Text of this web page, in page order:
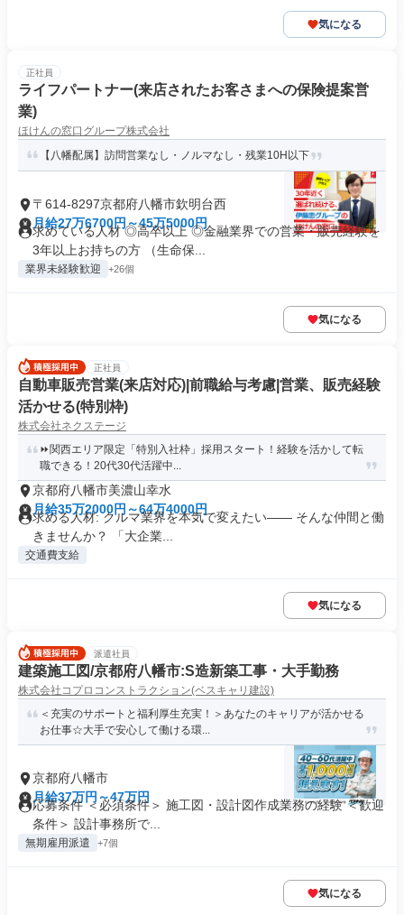
気になる
正社員
ライフパートナー(来店されたお客さまへの保険提案営
業)
ほけんの窓口グループ株式会社
【八幡配属】訪問営業なし・ノルマなし・残業10H以下
〒614-8297京都府八幡市欽明台西
月給27万6700円～45万5000円
求めている人材 ◎高卒以上 ◎金融業界での営業・販売経験を
3年以上お持ちの方 （生命保...
業界未経験歓迎 +26個
気になる
正社員
自動車販売営業(来店対応)|前職給与考慮|営業、販売経験
活かせる(特別枠)
株式会社ネクステージ
⏩️関西エリア限定「特別入社枠」採用スタート！経験を活かして転
職できる！20代30代活躍中...
京都府八幡市美濃山幸水
月給35万2000円～64万4000円
求める人材: クルマ業界を本気で変えたい―― そんな仲間と働
きませんか？ 「大企業...
交通費支給
気になる
派遣社員
建築施工図/京都府八幡市:S造新築工事・大手勤務
株式会社コプロコンストラクション(ベスキャリ建設)
＜充実のサポートと福利厚生充実！＞あなたのキャリアが活かせる
お仕事☆大手で安心して働ける環...
京都府八幡市
月給37万円～47万円
応募条件 ＜必須条件＞ 施工図・設計図作成業務の経験 ＜歓迎
条件＞ 設計事務所で...
無期雇用派遣 +7個
気になる